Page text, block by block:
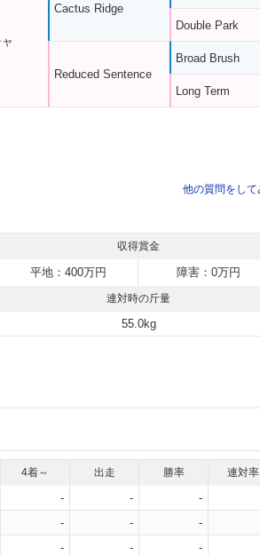
Cactus Ridge
Reduced Sentence
Double Park
Broad Brush
Long Term
他の質問をして
収得賞金
平地：400万円 障害：0万円
連対時の斤量
55.0kg
4着～ 出走 勝率 連対率
- - -
- - -
- - -